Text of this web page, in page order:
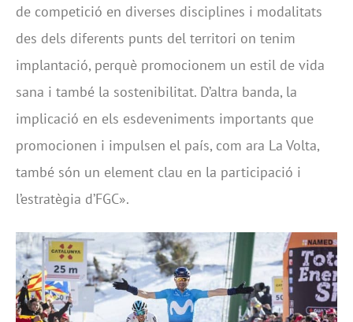
de competició en diverses disciplines i modalitats
des dels diferents punts del territori on tenim
implantació, perquè promocionem un estil de vida
sana i també la sostenibilitat. D’altra banda, la
implicació en els esdeveniments importants que
promocionen i impulsen el país, com ara La Volta,
també són un element clau en la participació i
l’estratègia d’FGC».